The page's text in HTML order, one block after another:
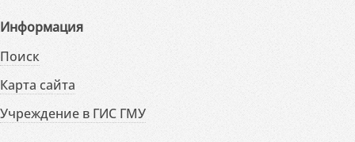
Информация
Поиск
Карта сайта
Учреждение в ГИС ГМУ